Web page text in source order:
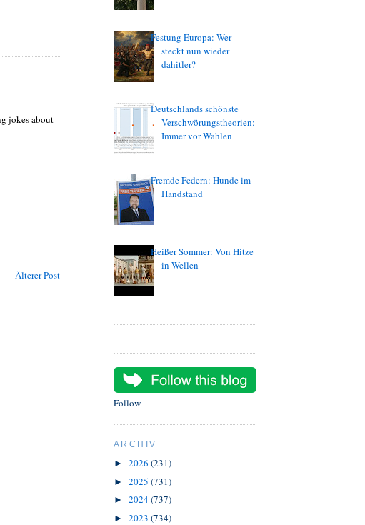
jokes about
Älterer Post
Festung Europa: Wer
steckt nun wieder
dahitler?
Deutschlands schönste
Verschwörungstheorien:
Immer vor Wahlen
Fremde Federn: Hunde im
Handstand
Heißer Sommer: Von Hitze
in Wellen
Follow
ARCHIV
► 2026 (231)
► 2025 (731)
► 2024(737)
► 2023 (734)